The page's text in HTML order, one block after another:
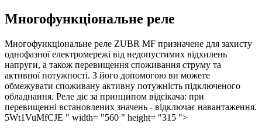
Многофункціональне реле
Многофункціональне реле ZUBR MF призначене для захисту
однофазної електромережі від недопустимих відхилень
напруги, а також перевищення споживання струму та
активної потужності. З його допомогою ви можете
обмежувати споживану активну потужність підключеного
обладнання. Реле діє за принципом відсікача: при
перевищенні встановлених значень - відключає навантаження.
5Wt1VuMfCJE " width= "560 " height= "315 ">